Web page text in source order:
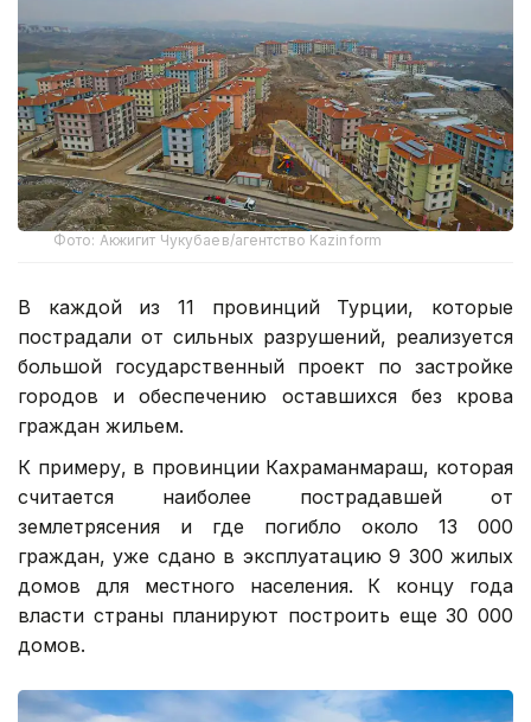
Фото: Акжигит Чукубаев/агентство Kazinform
В каждой из 11 провинций Турции, которые
пострадали от сильных разрушений, реализуется
большой государственный проект по застройке
городов и обеспечению оставшихся без крова
граждан жильем.
К примеру, в провинции Кахраманмараш, которая
считается наиболее пострадавшей от
землетрясения и где погибло около 13 000
граждан, уже сдано в эксплуатацию 9 300 жилых
домов для местного населения. К концу года
власти страны планируют построить еще 30 000
домов.